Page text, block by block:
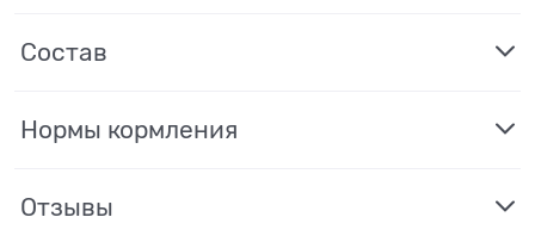
Состав
Нормы кормления
Отзывы